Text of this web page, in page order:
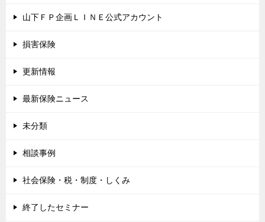
山下ＦＰ企画ＬＩＮＥ公式アカウント
損害保険
更新情報
最新保険ニュース
未分類
相談事例
社会保険・税・制度・しくみ
終了したセミナー